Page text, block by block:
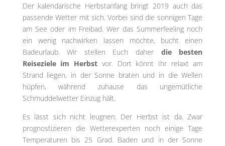
Der kalendarische Herbstanfang bringt 2019 auch das
passende Wetter mit sich. Vorbei sind die sonnigen Tage
am See oder im Freibad. Wer das Summerfeeling noch
ein wenig nachwirken lassen möchte, bucht einen
Badeurlaub. Wir stellen Euch daher die besten
Reiseziele im Herbst vor. Dort könnt Ihr relaxt am
Strand liegen, in der Sonne braten und in die Wellen
hüpfen, während zuhause das ungemütliche
Schmuddelwetter Einzug hält.
Es lässt sich nicht leugnen. Der Herbst ist da. Zwar
prognostizieren die Wetterexperten noch einige Tage
Temperaturen bis 25 Grad. Baden und in der Sonne